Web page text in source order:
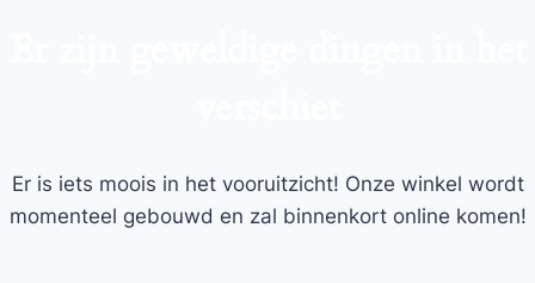
Er is iets moois in het vooruitzicht! Onze winkel wordt
momenteel gebouwd en zal binnenkort online komen!